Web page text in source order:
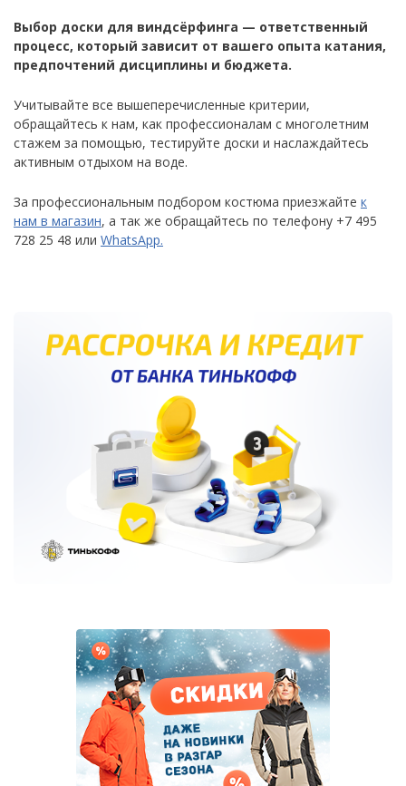
Выбор доски для виндсёрфинга — ответственный
процесс, который зависит от вашего опыта катания,
предпочтений дисциплины и бюджета.
Учитывайте все вышеперечисленные критерии,
обращайтесь к нам, как профессионалам с многолетним
стажем за помощью, тестируйте доски и наслаждайтесь
активным отдыхом на воде.
За профессиональным подбором костюма приезжайте к
нам в магазин, а так же обращайтесь по телефону +7 495
728 25 48 или WhatsApp.